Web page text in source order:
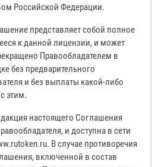
Российской Федерации.
представляет собой полное
к данной лицензии, и может
Правообладателем в
без предварительного
и без выплаты какой-либо
этим.
настоящего Соглашения
и доступна в сети
В случае противоречия
включенной в состав